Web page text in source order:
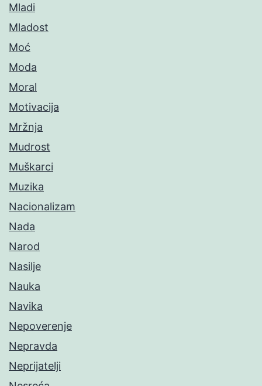
Mladi
Mladost
Moć
Moda
Moral
Motivacija
Mržnja
Mudrost
Muškarci
Muzika
Nacionalizam
Nada
Narod
Nasilje
Nauka
Navika
Nepoverenje
Nepravda
Neprijatelji